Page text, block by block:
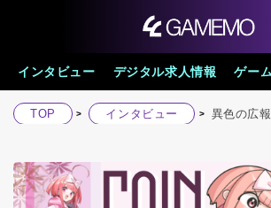
インタビュー デジタル求人情報 ゲーム
TOP インタビュー 異色の広